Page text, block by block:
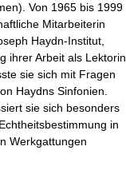
Von 1965 bis 1999
Mitarbeiterin
Haydn-Institut,
ihrer Arbeit als Lektorin
sie sich mit Fragen
Haydns Sinfonien.
sie sich besonders
in
Werkgattungen